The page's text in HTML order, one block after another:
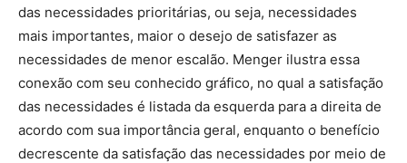
das necessidades prioritárias, ou seja, necessidades
mais importantes, maior o desejo de satisfazer as
necessidades de menor escalão. Menger ilustra essa
conexão com seu conhecido gráfico, no qual a satisfação
das necessidades é listada da esquerda para a direita de
acordo com sua importância geral, enquanto o benefício
decrescente da satisfação das necessidades por meio de